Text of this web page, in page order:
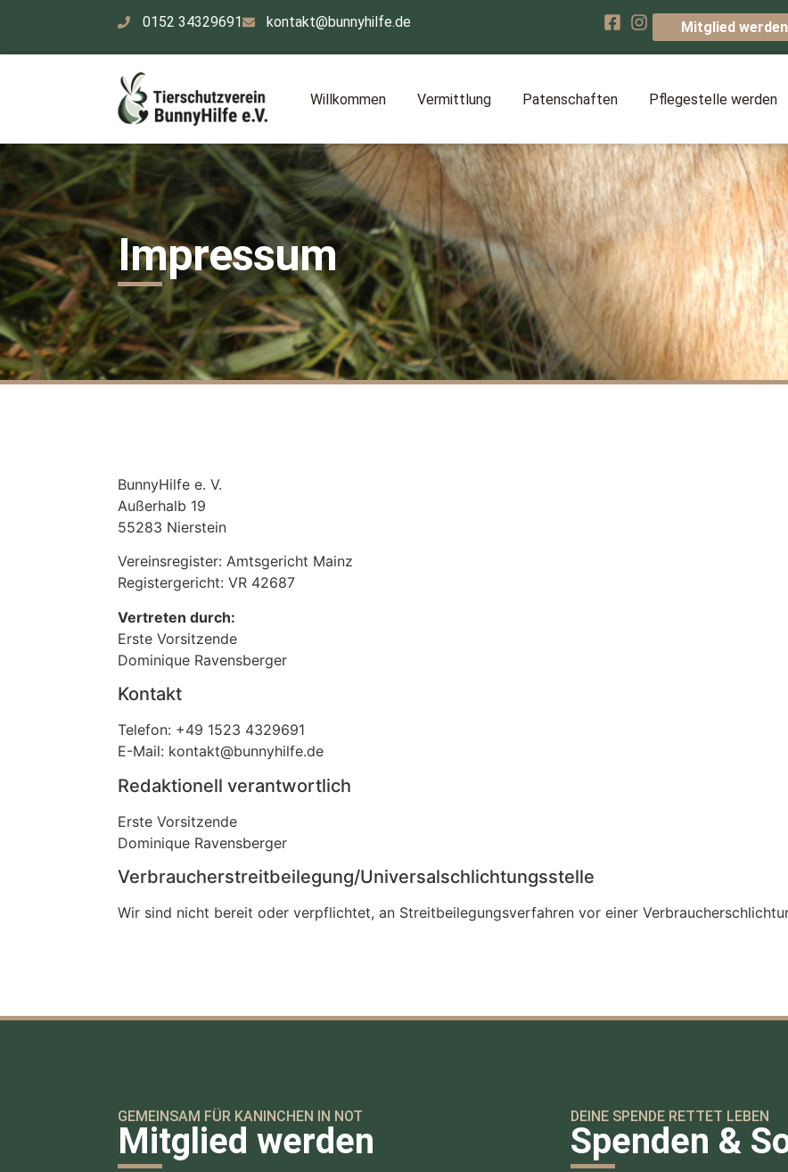
0152 34329691 kontakt@bunnyhilfe.de Mitglied werden
Willkommen Vermittlung Patenschaften Pflegestelle werden
Impressum
BunnyHilfe e. V.
Außerhalb 19
55283 Nierstein
Vereinsregister: Amtsgericht Mainz
Registergericht: VR 42687
Vertreten durch:
Erste Vorsitzende
Dominique Ravensberger
Kontakt
Telefon: +49 1523 4329691
E-Mail: kontakt@bunnyhilfe.de
Redaktionell verantwortlich
Erste Vorsitzende
Dominique Ravensberger
Verbraucher­streit­beilegung/Universal­schlichtungs­stelle
Wir sind nicht bereit oder verpflichtet, an Streitbeilegungsverfahren vor einer
GEMEINSAM FÜR KANINCHEN IN NOT
Mitglied werden
DEINE SPENDE RETTET LEBEN
Spenden &